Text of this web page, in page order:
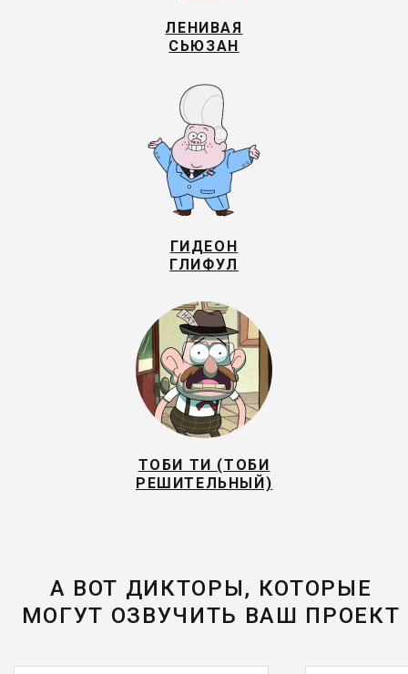
ЛЕНИВАЯ
СЬЮЗАН
ГИДЕОН
ГЛИФУЛ
ТОБИ ТИ (ТОБИ
РЕШИТЕЛЬНЫЙ)
А ВОТ ДИКТОРЫ, КОТОРЫЕ
МОГУТ ОЗВУЧИТЬ ВАШ ПРОЕКТ